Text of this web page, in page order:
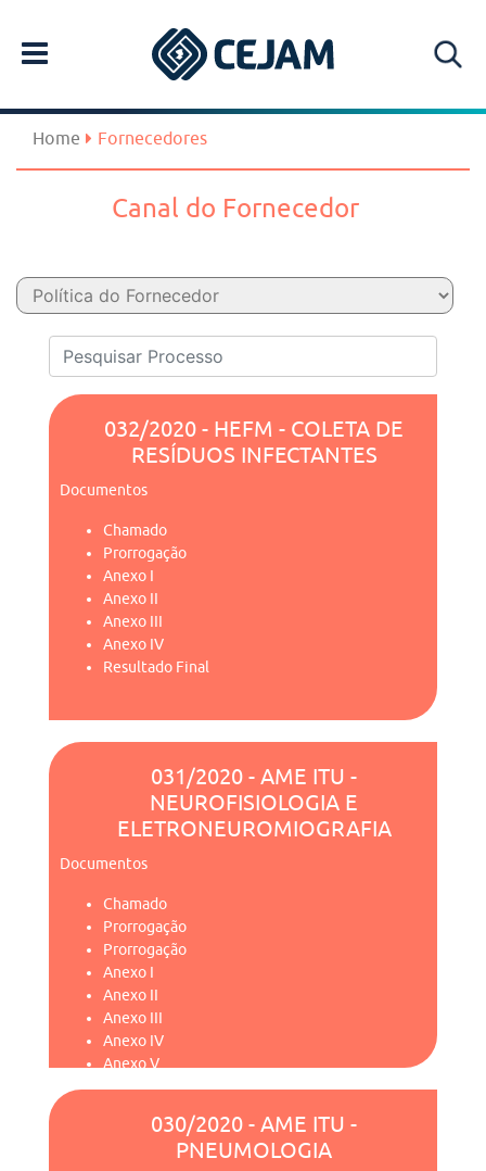
Home Fornecedores
Canal do Fornecedor
032/2020 - HEFM - COLETA DE
RESÍDUOS INFECTANTES
Documentos
Chamado
Prorrogação
Anexo I
Anexo II
Anexo III
Anexo IV
Resultado Final
031/2020 - AME ITU -
NEUROFISIOLOGIA E
ELETRONEUROMIOGRAFIA
Documentos
Chamado
Prorrogação
Prorrogação
Anexo I
Anexo II
Anexo III
Anexo IV
Anexo V
Resultado Final
030/2020 - AME ITU -
PNEUMOLOGIA